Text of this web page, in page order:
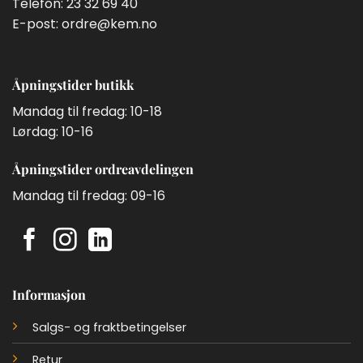
E-post: ordre@kem.no
Åpningstider butikk
Mandag til fredag: 10-18
Lørdag: 10-16
Åpningstider ordreavdelingen
Mandag til fredag: 09-16
Informasjon
Salgs- og fraktbetingelser
Retur